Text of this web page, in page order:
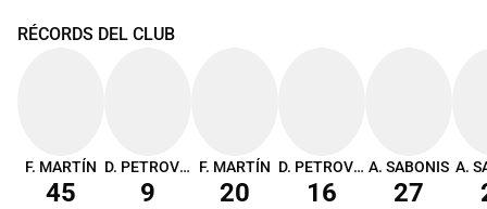
RÉCORDS DEL CLUB
F. MARTÍN
45
D. PETROVIC
9
F. MARTÍN
20
D. PETROVIC
16
A. SABONIS
27
A.